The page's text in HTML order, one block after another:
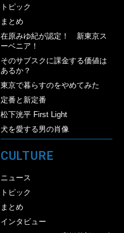
トピック
まとめ
在原みゆ紀が認定！ 新東京ス
ーベニア！
そのサブスクに課金する価値は
あるか？
東京で暮らすのをやめてみた
定番と新定番
松下洸平 First Light
犬を愛する男の肖像
CULTURE
ニュース
トピック
まとめ
インタビュー